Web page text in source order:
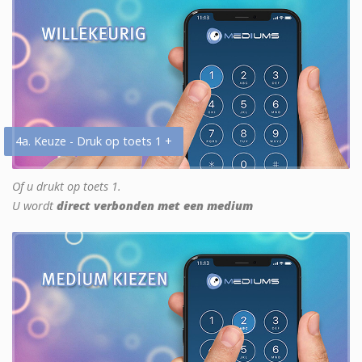
4a. Keuze - Druk op toets 1 +
Of u drukt op toets 1.
U wordt direct verbonden met een medium